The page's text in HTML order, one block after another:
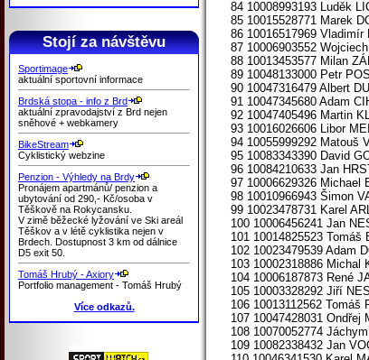
Stojí za návštěvu
Sportimage
aktuální sportovní informace
Brdská stopa - info z Brd
aktuální zpravodajství z Brd nejen
sněhové + webkamery
BikeStream
Cyklistický webzine
Penzion - Výhledy na Brdy
Pronájem apartmánů/ penzion a
ubytování od 290,- Kč/osoba v
Těškově na Rokycansku.
V zimě běžecké lyžování ve Ski areál
Těškov a v létě cyklistika nejen v
Brdech. Dostupnost 3 km od dálnice
D5 exit 50.
Tomáš Hrubý - Axiory
Portfolio management - Tomáš Hrubý
Více odkazů.
84 10008993193 Luděk
85 10015528771 Marek
86 10016517969
87 10006903552
88 10013453577 Milan
89 10048133000 Petr
90 10047316479 Albert
91 10047345680 Adam
92 10047405496 Martin
93 10016026606 Libor
94 10055999292 Matouš
95 10083343390 David
96 10084210633 Jan
97 10006629326 Michael
98 10010966943 Šimon
99 10023478731 Karel
100 10006456241 Jan
101 10014825523
102 10023479539 Adam
103 10002318886 Michal
104 10006187873 René
105 10003328292 Jiří
106 10013112562 Tomáš
107 10047428031
108 10070052774
109 10082338432 Jan